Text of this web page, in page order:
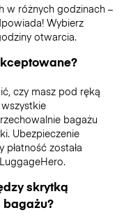
w różnych godzinach –
Wybierz
otwarcia.
czy masz pod ręką
bagażu
Ubezpieczenie
została
skrytką